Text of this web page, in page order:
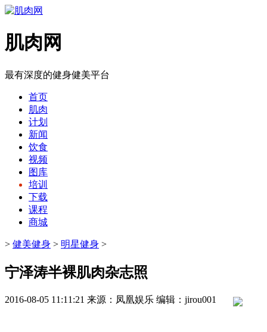
肌肉网
最有深度的健身健美平台
首页
肌肉
计划
新闻
饮食
视频
图库
培训
下载
课程
商城
> 健美健身 > 明星健身 >
宁泽涛半裸肌肉杂志照
2016-08-05 11:11:21 来源：凤凰娱乐 编辑：jirou001